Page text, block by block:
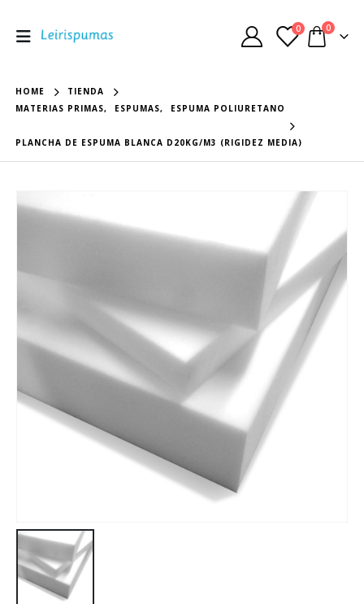
0 0
HOME
TIENDA
MATERIAS PRIMAS, ESPUMAS, ESPUMA POLIURETANO
PLANCHA DE ESPUMA BLANCA D20KG/M3 (RIGIDEZ MEDIA)